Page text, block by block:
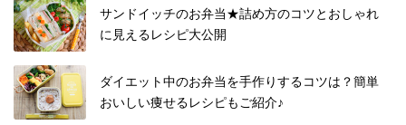
サンドイッチのお弁当★詰め方のコツとおしゃれ
に見えるレシピ大公開
ダイエット中のお弁当を手作りするコツは？簡単
おいしい痩せるレシピもご紹介♪